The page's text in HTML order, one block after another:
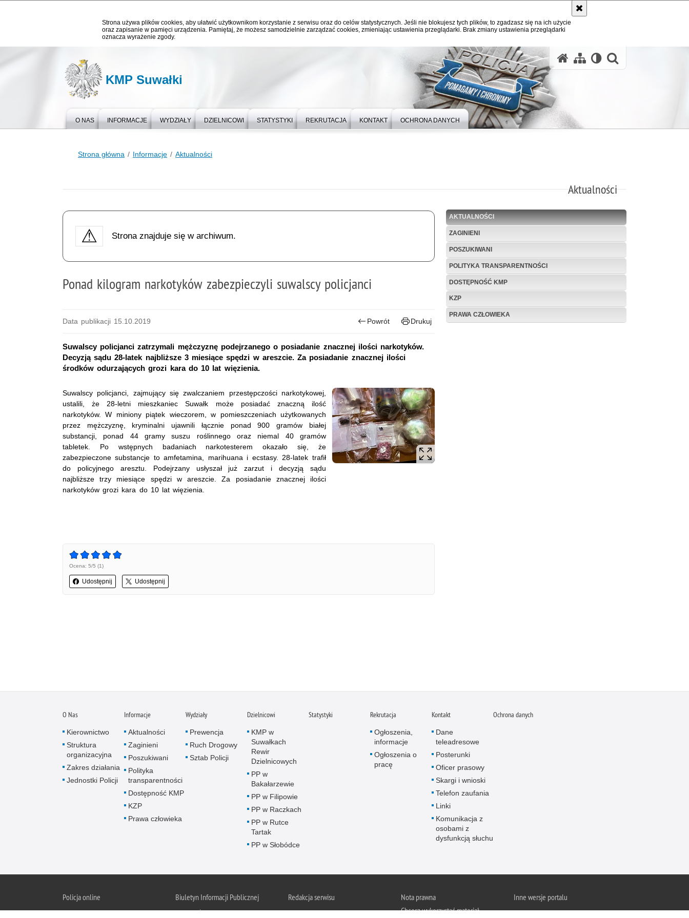
Strona używa plików cookies, aby ułatwić użytkownikom korzystanie z serwisu oraz do celów statystycznych. Jeśli nie blokujesz tych plików, to zgadzasz się na ich użycie
oraz zapisanie w pamięci urządzenia. Pamiętaj, że możesz samodzielnie zarządzać cookies, zmieniając ustawienia przeglądarki. Brak zmiany ustawienia przeglądarki
oznacza wyrażenie zgody.
KMP Suwałki
O NAS INFORMACJE WYDZIAŁY DZIELNICOWI STATYSTYKI REKRUTACJA KONTAKT OCHRONA DANYCH
Strona główna Informacje Aktualności
Aktualności
Strona znajduje się w archiwum.
Ponad kilogram narkotyków zabezpieczyli suwalscy policjanci
Data publikacji 15.10.2019 Powrót Drukuj
Suwalscy policjanci zatrzymali mężczyznę podejrzanego o posiadanie znacznej ilości narkotyków.
Decyzją sądu 28-latek najbliższe 3 miesiące spędzi w areszcie. Za posiadanie znacznej ilości
środków odurzających grozi kara do 10 lat więzienia.
Suwalscy policjanci, zajmujący się zwalczaniem przestępczości narkotykowej,
ustalili, że 28-letni mieszkaniec Suwałk może posiadać znaczną ilość
narkotyków. W miniony piątek wieczorem, w pomieszczeniach użytkowanych
przez mężczyznę, kryminalni ujawnili łącznie ponad 900 gramów białej
substancji, ponad 44 gramy suszu roślinnego oraz niemal 40 gramów
tabletek. Po wstępnych badaniach narkotesterem okazało się, że
zabezpieczone substancje to amfetamina, marihuana i ecstasy. 28-latek trafił
do policyjnego aresztu. Podejrzany usłyszał już zarzut i decyzją sądu
najbliższe trzy miesiące spędzi w areszcie. Za posiadanie znacznej ilości
narkotyków grozi kara do 10 lat więzienia.
Ocena: 5/5 (1)
Udostępnij Udostępnij
AKTUALNOŚCI
ZAGINIENI
POSZUKIWANI
POLITYKA TRANSPARENTNOŚCI
DOSTĘPNOŚĆ KMP
KZP
PRAWA CZŁOWIEKA
O Nas
Kierownictwo
Struktura
organizacyjna
Zakres działania
Jednostki Policji
Informacje
Aktualności
Zaginieni
Poszukiwani
Polityka
transparentności
Dostępność KMP
KZP
Prawa człowieka
Wydziały
Prewencja
Ruch Drogowy
Sztab Policji
Dzielnicowi
KMP w
Suwałkach
Rewir
Dzielnicowych
PP w
Bakałarzewie
PP w Filipowie
PP w Raczkach
PP w Rutce
Tartak
PP w Słobódce
Statystyki Rekrutacja
Ogłoszenia,
informacje
Ogłoszenia o
pracę
Kontakt
Dane
teleadresowe
Posterunki
Oficer prasowy
Skargi i wnioski
Telefon zaufania
Linki
Komunikacja z
osobami z
dysfunkcją słuchu
Ochrona danych
Policja online
Biuletyn Informacji Publicznej
Redakcja serwisu
Nota prawna
Chcesz wykorzystać materiał
Inne wersje portalu